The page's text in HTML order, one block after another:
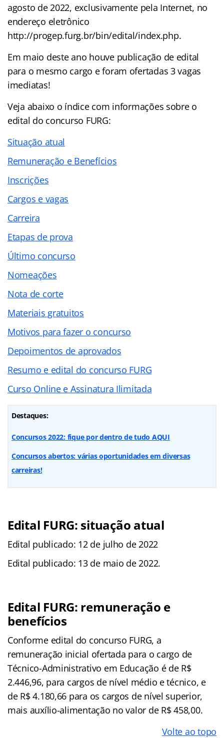
agosto de 2022, exclusivamente pela Internet, no
endereço eletrônico
http://progep.furg.br/bin/edital/index.php.
Em maio deste ano houve publicação de edital
para o mesmo cargo e foram ofertadas 3 vagas
imediatas!
Veja abaixo o índicecom informações sobre o
edital do concurso FURG:
Situação atual
Remuneração e Benefícios
Inscrições
Cargos e vagas
Carreira
Etapas de prova
Último concurso
Nomeações
Nota de corte
Materiais gratuitos
Motivos para fazer o concurso
Depoimentos de aprovados
Resumo e edital do concurso FURG
Curso Online e Assinatura Ilimitada
Destaques:
Concursos 2022: fique por dentro de tudo AQUI
Concursos abertos: várias oportunidades em diversas
carreiras!
Edital FURG: situação atual
Edital publicado: 12 de julho de 2022
Edital publicado: 13 de maio de 2022.
Edital FURG: remuneração e
benefícios
Conforme edital do concurso FURG, a
remuneração inicial ofertada para o cargo de
Técnico-Administrativo em Educação é de R$
2.446,96, para cargos de nível médio e técnico, e
de R$ 4.180,66 para os cargos de nível superior,
mais auxílio-alimentação no valor de R$ 458,00.
Volte ao topo